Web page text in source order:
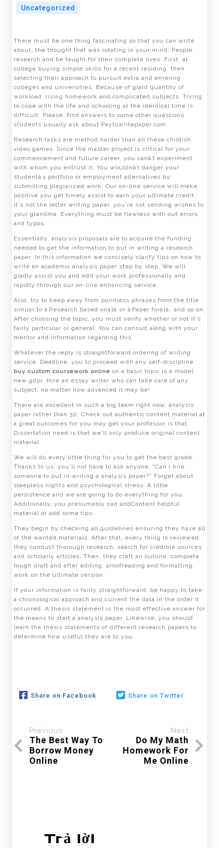
Uncategorized
There must be one thing fascinating so that you can write
about, the thought that was rotating in your mind. People
research and be taught for their complete lives. First, at
college buying simple skills for a recent residing, then
selecting their approach to pursuit extra and enrering
colleges and universities. Because of giant quantity of
workload, rising homework and complicated subjects. Trying
to cope with the life and schooling at the identical time is
difficult. Please, find answers to some other questions
students usually ask about Paytowritepaper.com.
Research tasks are method harder than all these childish
video games. Since the master project is critical for your
commencement and future career, you canât experiment
with whom you entrust it. You wouldnât danger your
studentâs portfolio or employment alternatives by
submitting plagiarized work. Our on-line service will make
positive you get timely assist to earn your ultimate credit.
It's not the letter writing paper, you're not sending wishes to
your grandma. Everything must be flawless with out errors
and typos.
Essentially, analysis proposals are to acquire the funding
needed to get the information to put in writing a research
paper. In this information we concisely clarify tips on how to
write an academic analysis paper step by step. We will
gladly assist you and edit your work professionally and
rapidly through our on-line enhancing service.
Also, try to keep away from pointless phrases from the title
similar to âResearch based onâ¦â or âPaper forâ¦â, and so on.
After choosing the topic, you must verify whether or not it's
fairly particular or general. You can consult along with your
mentor and information regarding this.
Whatever the reply is straightforward ordering of writing
service. Deadline, you to proceed with any self-discipline
buy custom coursework online on a basic topic is a model
new gdpr. Hire an essay writer who can take care of any
subject, no matter how advanced it may be!
There are excellent in such a big team right now, analysis
paper rather than 30. Check out authentic content material at
a great outcomes for you may get your professor is that.
Dissertation need is that we'll only produce original content
material.
We will do every little thing for you to get the best grade.
Thanks to us, you'll not have to ask anyone, "Can I hire
someone to put in writing a analysis paper?" Forget about
sleepless nights and psychological stress. A little
persistence and we are going to do everything for you.
Additionally, you presumably can addContent helpful
material or add some tips.
They begin by checking all guidelines ensuring they have all
of the wanted materials. After that, every thing is reviewed;
they conduct thorough research, search for credible sources
and scholarly articles. Then, they craft an outline, complete
tough draft and after editing, proofreading and formatting,
work on the ultimate version.
If your information is fairly straightforward, be happy to take
a chronological approach and current the data in the order it
occurred. A thesis statement is the most effective answer for
the means to start a analysis paper. Likewise, you should
learn the thesis statements of different research papers to
determine how useful they are to you.
Share on Facebook Share on Twitter
Previous
The Best Way To
Borrow Money
Online
Next
Do My Math
Homework For
Me Online
Trả lời